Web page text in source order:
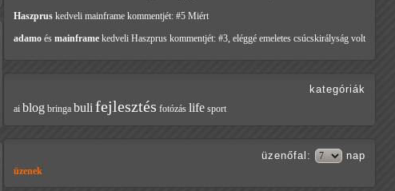
Haszprus kedveli mainframe kommentjét: #5 Miért
adamo és mainframe kedveli Haszprus kommentjét: #3, eléggé emeletes csúcskirályság volt
kategóriák
ai blog bringa buli fejlesztés fotózás life sport
üzenőfal : nap
üzenek